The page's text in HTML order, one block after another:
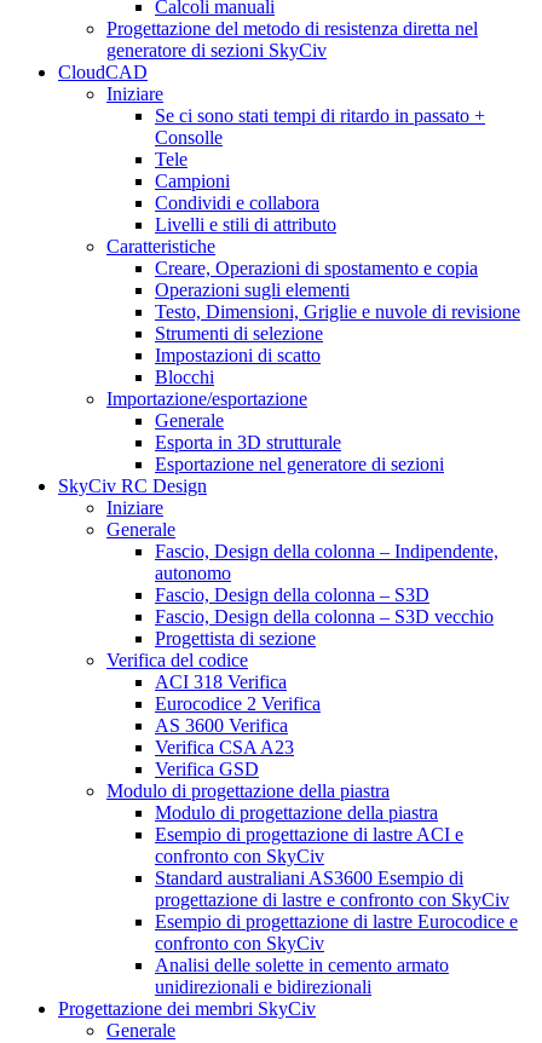
Calcoli manuali
Progettazione del metodo di resistenza diretta nel
generatore di sezioni SkyCiv
CloudCAD
Iniziare
Se ci sono stati tempi di ritardo in passato +
Consolle
Tele
Campioni
Condividi e collabora
Livelli e stili di attributo
Caratteristiche
Creare, Operazioni di spostamento e copia
Operazioni sugli elementi
Testo, Dimensioni, Griglie e nuvole di revisione
Strumenti di selezione
Impostazioni di scatto
Blocchi
Importazione/esportazione
Generale
Esporta in 3D strutturale
Esportazione nel generatore di sezioni
SkyCiv RC Design
Iniziare
Generale
Fascio, Design della colonna – Indipendente,
autonomo
Fascio, Design della colonna – S3D
Fascio, Design della colonna – S3D vecchio
Progettista di sezione
Verifica del codice
ACI 318 Verifica
Eurocodice 2 Verifica
AS 3600 Verifica
Verifica CSA A23
Verifica GSD
Modulo di progettazione della piastra
Modulo di progettazione della piastra
Esempio di progettazione di lastre ACI e
confronto con SkyCiv
Standard australiani AS3600 Esempio di
progettazione di lastre e confronto con SkyCiv
Esempio di progettazione di lastre Eurocodice e
confronto con SkyCiv
Analisi delle solette in cemento armato
unidirezionali e bidirezionali
Progettazione dei membri SkyCiv
Generale